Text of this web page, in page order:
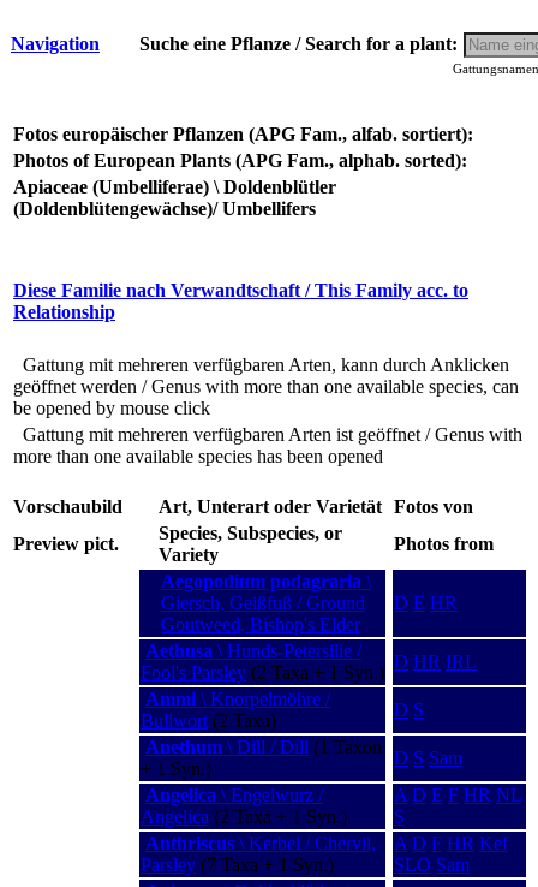
Navigation Suche eine Pflanze / Search for a plant:
Fotos europäischer Pflanzen (APG Fam., alfab. sortiert):
Photos of European Plants (APG Fam., alphab. sorted):
Apiaceae (Umbelliferae) \ Doldenblütler
(Doldenblütengewächse)/ Umbellifers
Diese Familie nach Verwandtschaft / This Family acc. to
Relationship
Gattung mit mehreren verfügbaren Arten, kann durch Anklicken
geöffnet werden / Genus with more than one available species, can
be opened by mouse click
Gattung mit mehreren verfügbaren Arten ist geöffnet / Genus with
more than one available species has been opened
Vorschaubild Art, Unterart oder Varietät Fotos von
Preview pict.
Species, Subspecies, or
Variety
Photos from
Aegopodium podagraria \
Giersch, Geißfuß / Ground
Goutweed, Bishop's Elder
D E HR
Aethusa \ Hunds-Petersilie /
Fool's Parsley (2 Taxa + 1 Syn.)
D HR IRL
Ammi \ Knorpelmöhre /
Bullwort (2 Taxa)
D S
Anethum \ Dill / Dill (1 Taxon
+ 1 Syn.)
D S Sam
Angelica \ Engelwurz /
Angelica (2 Taxa + 1 Syn.)
A D E F HR NL
S
Anthriscus \ Kerbel / Chervil,
Parsley (7 Taxa + 1 Syn.)
A D F HR Kef
SLO Sam